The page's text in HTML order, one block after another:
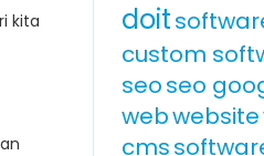
kita doit
custom
seoseo
webwebsite
cms